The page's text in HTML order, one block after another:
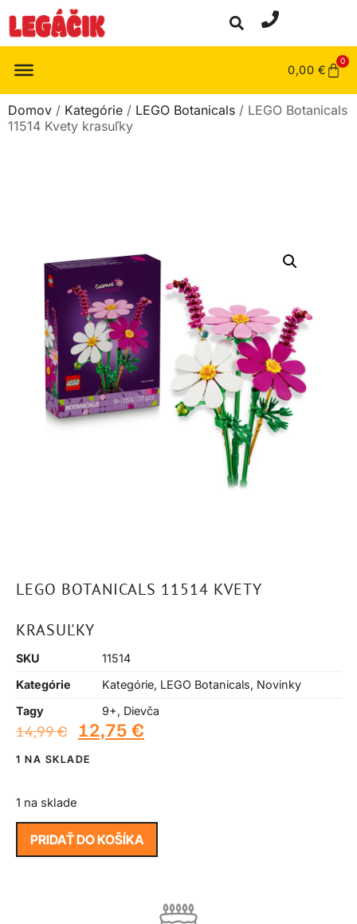
0,00 €
0
Domov / Kategórie / LEGO Botanicals / LEGO Botanicals
11514 Kvety krasuľky
LEGO BOTANICALS 11514 KVETY
KRASUĽKY
SKU
11514
Kategórie
Kategórie, LEGO Botanicals, Novinky
Tagy
9+, Dievča
14,99€ 12,75 €
1 NA SKLADE
1 na sklade
PRIDAŤ DO KOŠÍKA